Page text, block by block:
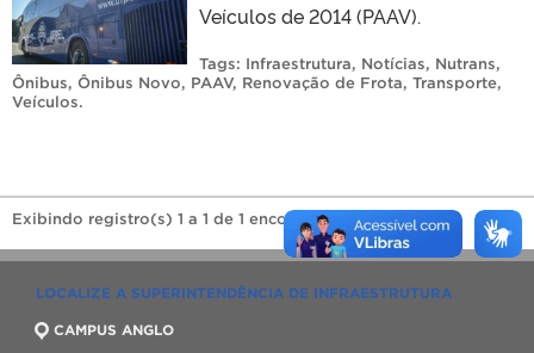
Veículos de 2014 (PAAV).
Tags: Infraestrutura, Notícias, Nutrans,
Ônibus, Ônibus Novo, PAAV, Renovação de Frota, Transporte,
Veículos.
Exibindo registro(s) 1 a 1 de 1 encontrado(s).
LOCALIZE A SUPERINTENDÊNCIA DE INFRAESTRUTURA
CAMPUS ANGLO